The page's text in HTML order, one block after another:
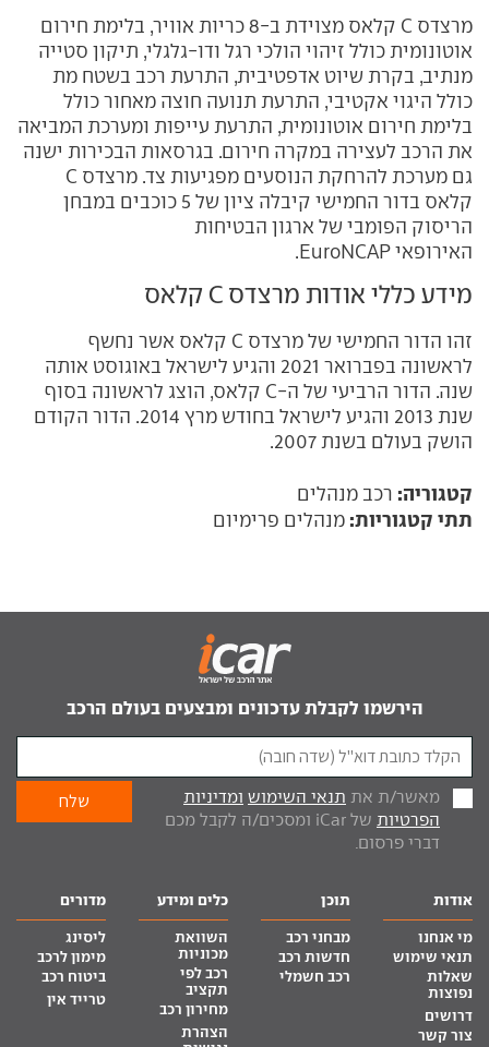
מרצדס C קלאס מצוידת ב-8 כריות אוויר, בלימת חירום
אוטונומית כולל זיהוי הולכי רגל ודו-גלגלי, תיקון סטייה
מנתיב, בקרת שיוט אדפטיבית, התרעת רכב בשטח מת
כולל היגוי אקטיבי, התרעת תנועה חוצה מאחור כולל
בלימת חירום אוטונומית, התרעת עייפות ומערכת המביאה
את הרכב לעצירה במקרה חירום. בגרסאות הבכירות ישנה
גם מערכת להרחקת הנוסעים מפגיעות צד. מרצדס C
קלאס בדור החמישי קיבלה ציון של 5 כוכבים במבחן
הריסוק הפומבי של ארגון הבטיחות
האירופאיEuroNCAP
.
מידע כללי אודות מרצדס C קלאס
זהו הדור החמישי של מרצדס C קלאס אשר נחשף
לראשונה בפברואר 2021 והגיע לישראל באוגוסט אותה
שנה. הדור הרביעי של ה-C קלאס, הוצג לראשונה בסוף
שנת 2013 והגיע לישראל בחודש מרץ 2014. הדור הקודם
הושק בעולם בשנת 2007.
קטגוריה: רכב מנהלים
תתי קטגוריות: מנהלים פרימיום
הירשמו לקבלת עדכונים ומבצעים בעולם הרכב
מאשר/ת את תנאי השימוש ומדיניות
הפרטיות
של iCar ומסכים/ה לקבל מכם
דברי פרסום.
אודות
מי אנחנו
תנאי שימוש
שאלות
נפוצות
דרושים
צור קשר
תוכן
מבחני רכב
חדשות רכב
רכב חשמלי
כלים ומידע
השוואת
מכוניות
רכב לפי
תקציב
מחירון רכב
הצהרת
מדורים
ליסינג
מימון לרכב
ביטוח רכב
טרייד אין